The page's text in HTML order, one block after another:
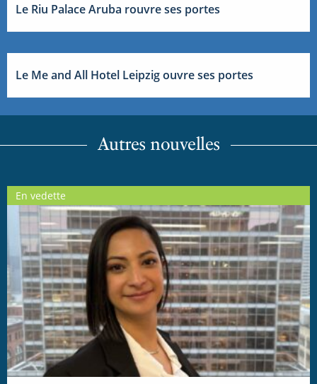
Le Riu Palace Aruba rouvre ses portes
Le Me and All Hotel Leipzig ouvre ses portes
Autres nouvelles
En vedette